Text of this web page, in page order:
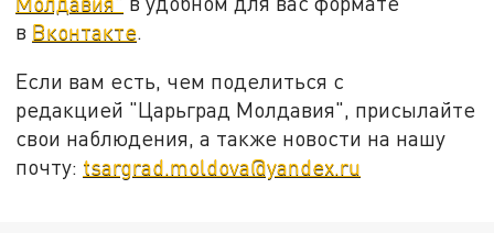
в Вконтакте.
Если вам есть, чем поделиться с
редакцией "Царьград Молдавия", присылайте
свои наблюдения, а также новости на нашу
почту: tsargrad.moldova@yandex.ru